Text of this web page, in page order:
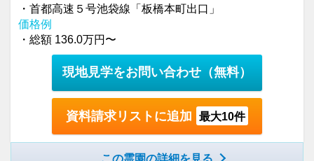
・首都高速５号池袋線「板橋本町出口」
価格例
・総額 136.0万円〜
現地見学をお問い合わせ （無料）
資料請求リストに追加 最大10件
この霊園の詳細を見る